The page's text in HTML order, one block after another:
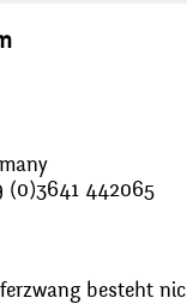
(0)3641 442065
besteht